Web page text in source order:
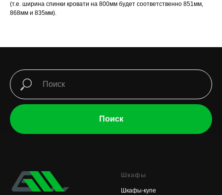
(т.е. ширина спинки кровати на 800мм будет соответственно 851мм,
868мм и 835мм).
Поиск
Шкафы
Шкафы-купе